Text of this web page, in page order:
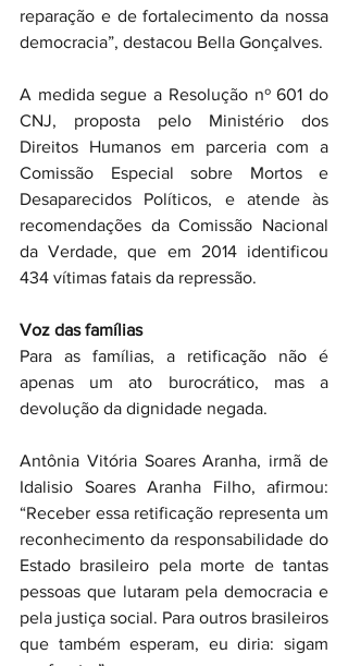
reparação e de fortalecimento da nossa
democracia”, destacou Bella Gonçalves.
A medida segue a Resolução nº 601 do
CNJ, proposta pelo Ministério dos
Direitos Humanos em parceria com a
Comissão Especial sobre Mortos e
Desaparecidos Políticos, e atende às
recomendações da Comissão Nacional
da Verdade, que em 2014 identificou
434 vítimas fatais da repressão.
Voz das famílias
Para as famílias, a retificação não é
apenas um ato burocrático, mas a
devolução da dignidade negada.
Antônia Vitória Soares Aranha, irmã de
Idalisio Soares Aranha Filho, afirmou:
“Receber essa retificação representa um
reconhecimento da responsabilidade do
Estado brasileiro pela morte de tantas
pessoas que lutaram pela democracia e
pela justiça social. Para outros brasileiros
que também esperam, eu diria: sigam